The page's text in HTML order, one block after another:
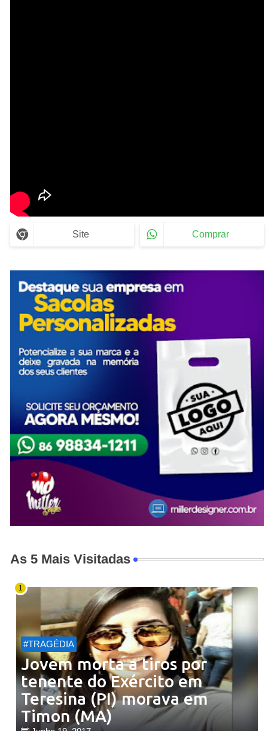
Site Comprar
As 5 Mais Visitadas
#TRAGÉDIA
Jovem morta a tiros por
tenente do Exército em
Teresina (PI) morava em
Timon (MA)